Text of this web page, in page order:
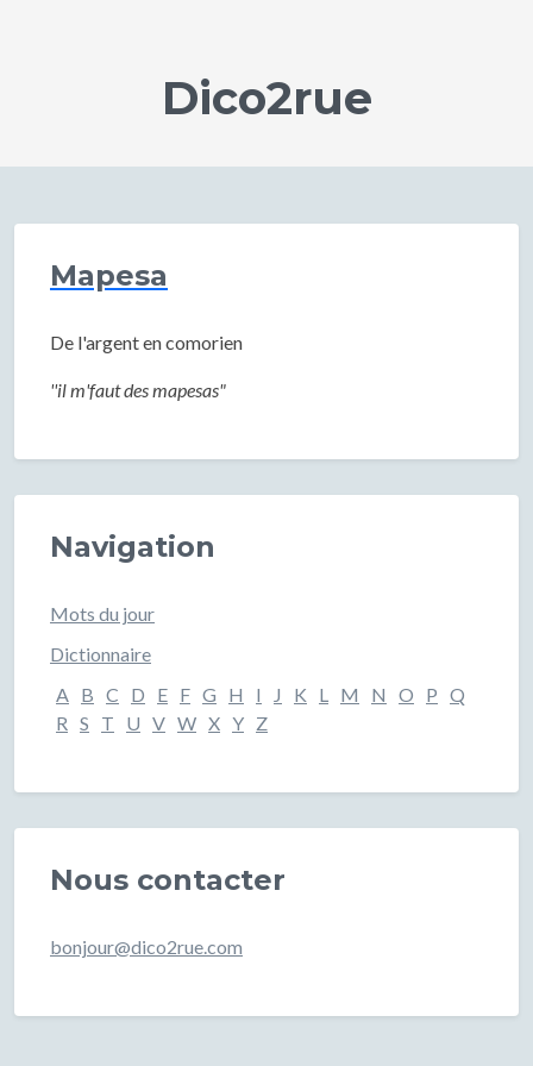
Dico2rue
Mapesa
De l'argent en comorien
''il m'faut des mapesas"
Navigation
Mots du jour
Dictionnaire
A B C D E F G H I J K L M N O P Q
R S T U V W X Y Z
Nous contacter
bonjour@dico2rue.com